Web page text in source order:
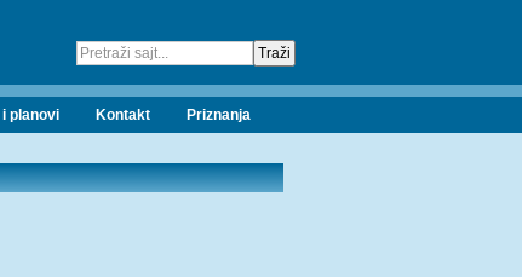
i planovi Kontakt Priznanja